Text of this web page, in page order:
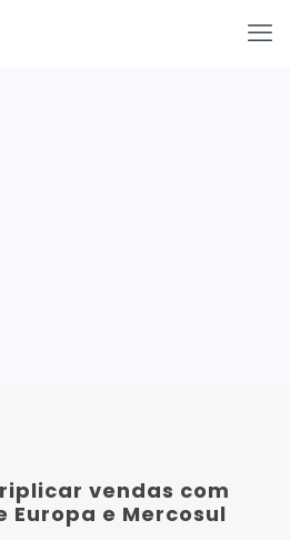
vendas com
Europa e Mercosul